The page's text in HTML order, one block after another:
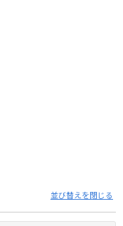
並び替えを閉じる